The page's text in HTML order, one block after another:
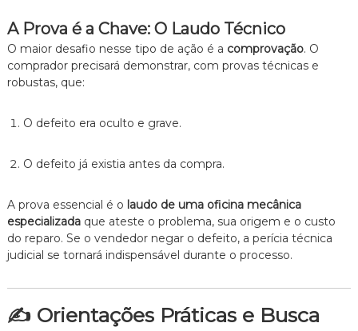
A Prova é a Chave: O Laudo Técnico
O maior desafio nesse tipo de ação é a comprovação. O
comprador precisará demonstrar, com provas técnicas e
robustas, que:
O defeito era oculto e grave.
O defeito já existia antes da compra.
A prova essencial é o laudo de uma oficina mecânica
especializadaque ateste o problema, sua origem e o custo
do reparo. Se o vendedor negar o defeito, a perícia técnica
judicial se tornará indispensável durante o processo.
✍️ Orientações Práticas e Busca